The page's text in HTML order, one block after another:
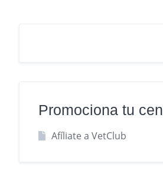
Promociona tu
Afíliate a VetClub